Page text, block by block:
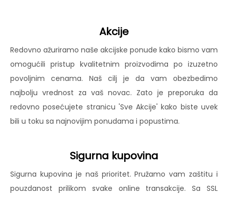
Akcije
Redovno ažuriramo naše akcijske ponude kako bismo vam
omogućili pristup kvalitetnim proizvodima po izuzetno
povoljnim cenama. Naš cilj je da vam obezbedimo
najbolju vrednost za vaš novac. Zato je preporuka da
redovno posećujete stranicu 'Sve Akcije' kako biste uvek
bili u toku sa najnovijim ponudama i popustima.
Sigurna kupovina
Sigurna kupovina je naš prioritet. Pružamo vam zaštitu i
pouzdanost prilikom svake online transakcije. Sa SSL